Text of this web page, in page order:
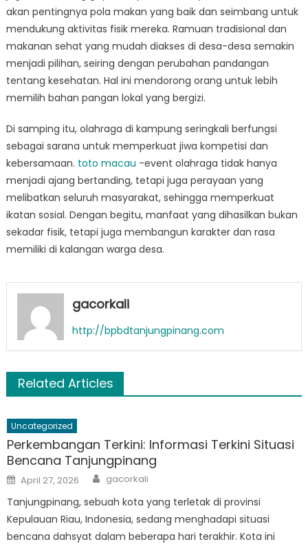
akan pentingnya pola makan yang baik dan seimbang untuk
mendukung aktivitas fisik mereka. Ramuan tradisional dan
makanan sehat yang mudah diakses di desa-desa semakin
menjadi pilihan, seiring dengan perubahan pandangan
tentang kesehatan. Hal ini mendorong orang untuk lebih
memilih bahan pangan lokal yang bergizi.
Di samping itu, olahraga di kampung seringkali berfungsi
sebagai sarana untuk memperkuat jiwa kompetisi dan
kebersamaan. toto macau -event olahraga tidak hanya
menjadi ajang bertanding, tetapi juga perayaan yang
melibatkan seluruh masyarakat, sehingga memperkuat
ikatan sosial. Dengan begitu, manfaat yang dihasilkan bukan
sekadar fisik, tetapi juga membangun karakter dan rasa
memiliki di kalangan warga desa.
gacorkali
http://bpbdtanjungpinang.com
Related Articles
Uncategorized
Perkembangan Terkini: Informasi Terkini Situasi
Bencana Tanjungpinang
Posted
on
April 27, 2026 Author
gacorkali
Tanjungpinang, sebuah kota yang terletak di provinsi
Kepulauan Riau, Indonesia, sedang menghadapi situasi
bencana dahsyat dalam beberapa hari terakhir. Kota ini